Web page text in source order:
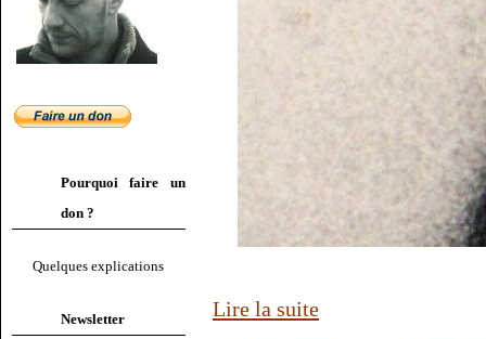
Pourquoi faire un
don ?
Quelques explications
Newsletter Lire la suite